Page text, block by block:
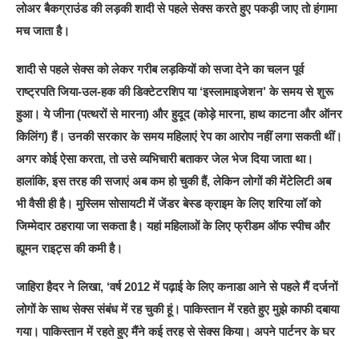
लोअर बैकग्राउंड की लड़की शादी से पहले सेक्स करते हुए पकड़ी जाए तो हंगामा
मच जाता है।
शादी से पहले सेक्स को लेकर गरीब लड़कियों को सजा देने का चलन पूर्व
राष्ट्रपति जिया-उल-हक की डिक्टेटरशिप या ‘इस्लामाइजेशन’ के समय से शुरू
हुआ। ये जीना (पत्थरों से मारना) और हुदूद (कोड़े मारना, हाथ काटना और ऑनर
किलिंग) हैं। उनकी सरकार के समय महिलाएं रेप का आरोप नहीं लगा सकती थीं।
अगर कोई ऐसा करता, तो उसे व्यभिचारी बताकर जेल भेज दिया जाता था।
हालांकि, इस तरह की सजाएं अब कम हो चुकी हैं, लेकिन लोगों की मेंटेलिटी अब
भी वैसी ही है। मुस्लिम सोसायटी में जेंडर बेस्ड क्राइम के लिए शरिया लॉ को
जिम्मेदार ठहराया जा सकता है। यहां महिलाओं के लिए फ्रीडम ऑफ स्पीच और
ह्यूमन राइट्स की कमी है।
जाहिरा हैदर ने लिखा, ‘वर्ष 2012 में पढ़ाई के लिए कनाडा आने से पहले मैं दर्जनों
लोगों के साथ सेक्स संबंध में रह चुकी हूं। पाकिस्तान में रहते हुए मुझे काफी दबाया
गया। पाकिस्तान में रहते हुए मैंने कई तरह से सेक्स किया। अपने पार्टनर के घर